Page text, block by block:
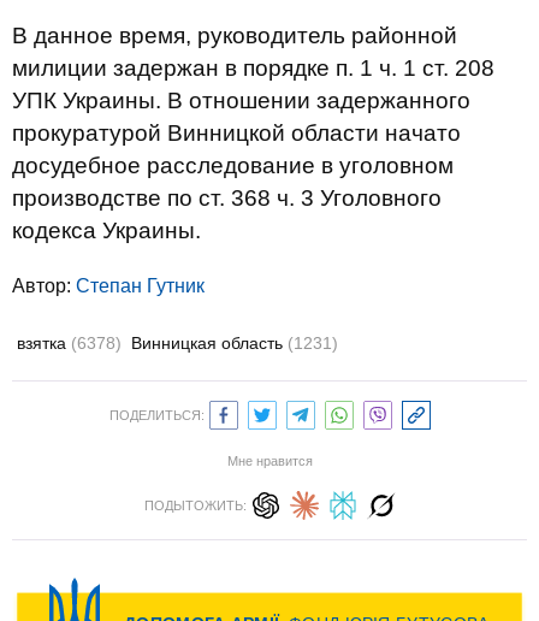
В данное время, руководитель районной
милиции задержан в порядке п. 1 ч. 1 ст. 208
УПК Украины. В отношении задержанного
прокуратурой Винницкой области начато
досудебное расследование в уголовном
производстве по ст. 368 ч. 3 Уголовного
кодекса Украины.
Автор: Степан Гутник
взятка (6378) Винницкая область (1231)
ПОДЕЛИТЬСЯ:
Мне нравится
ПОДЫТОЖИТЬ: